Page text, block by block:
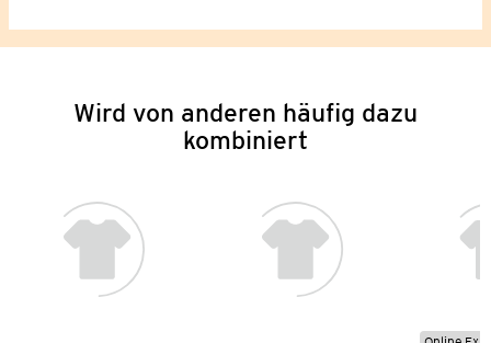
Wird von anderen häufig dazu
kombiniert